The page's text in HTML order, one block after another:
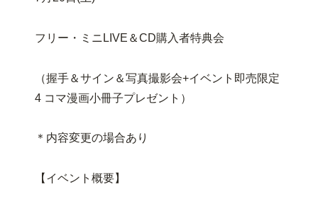
フリー・ミニLIVE＆CD購入者特典会
（握手＆サイン＆写真撮影会+イベント即売限定
4 コマ漫画小冊子プレゼント）
＊内容変更の場合あり
【イベント概要】